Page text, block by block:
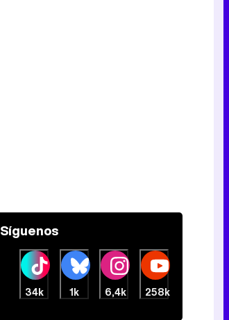
Síguenos
34k 1k 6,4k 258k